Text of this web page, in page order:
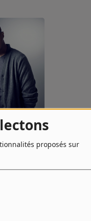
proposés sur